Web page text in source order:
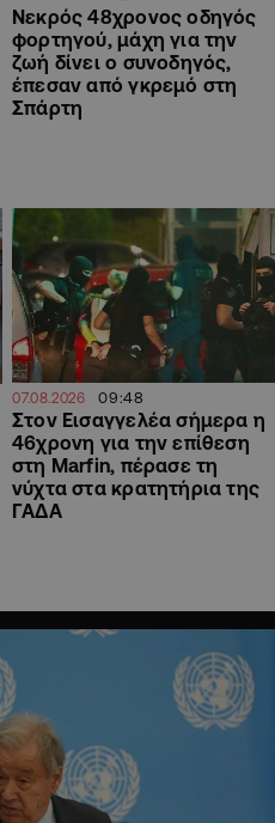
Νεκρός 48χρονος οδηγός
φορτηγού, μάχη για την
ζωή δίνει ο συνοδηγός,
έπεσαν από γκρεμό στη
Σπάρτη
07.08.2026 09:48
Στον Εισαγγελέα σήμερα η
46χρονη για την επίθεση
στη Marfin, πέρασε τη
νύχτα στα κρατητήρια της
ΓΑΔΑ